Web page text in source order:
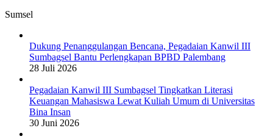
Sumsel
Dukung Penanggulangan Bencana, Pegadaian Kanwil III
Sumbagsel Bantu Perlengkapan BPBD Palembang
28 Juli 2026
Pegadaian Kanwil III Sumbagsel Tingkatkan Literasi
Keuangan Mahasiswa Lewat Kuliah Umum di Universitas
Bina Insan
30 Juni 2026